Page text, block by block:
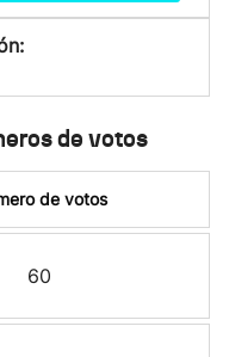
de votos
de votos
60